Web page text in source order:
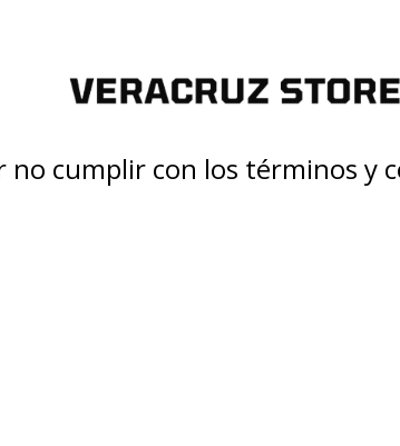
no cumplir con los términos y